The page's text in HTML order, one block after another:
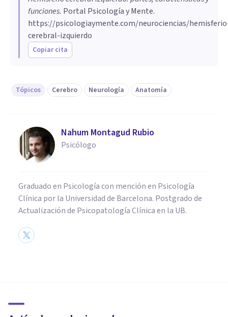
funciones. Portal Psicología y Mente.
https://psicologiaymente.com/neurociencias/
cerebral-izquierdo
Copiar cita
Tópicos Cerebro Neurología Anatomía
Nahum Montagud Rubio
Psicólogo
Graduado en Psicología con mención en Psicología
Clínica por la Universidad de Barcelona. Postgrado de
Actualización de Psicopatología Clínica en la UB.
enfermedades